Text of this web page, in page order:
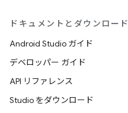
ドキュメントとダウンロード
Android Studio ガイド
デベロッパー ガイド
API リファレンス
Studio をダウンロード